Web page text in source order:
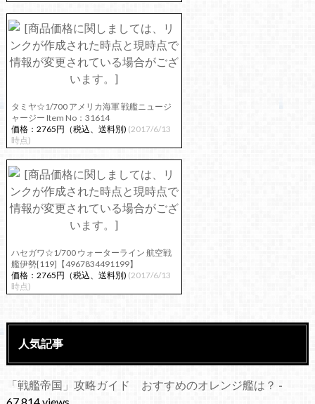
タミヤ☆1/700 アメリカ海軍 戦艦ニュージ
ャージー Item No：31614
価格：2765円（税込、送料別) (2017/6/13
時点)
ハセガワ☆1/700 ウォーターライン 航空戦
艦伊勢[119]【4967834491199】
価格：2765円（税込、送料別) (2017/6/13
時点)
人気記事
「戦艦帝国」攻略ガイド おすすめのオレンジ艦は？ -
67,814 views